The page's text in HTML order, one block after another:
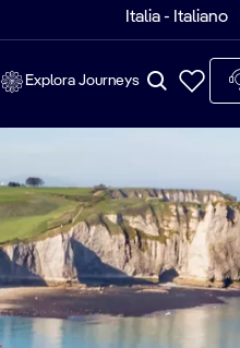
Italia - Italiano
Explora Journeys